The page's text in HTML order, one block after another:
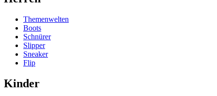
Themenwelten
Boots
Schnürer
Slipper
Sneaker
Flip
Kinder